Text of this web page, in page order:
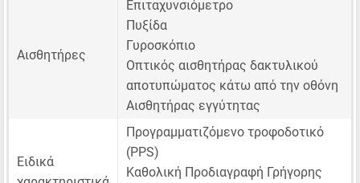
Αισθητήρες
Επιταχυνσιόμετρο
Πυξίδα
Γυροσκόπιο
Οπτικός αισθητήρας δακτυλικού
αποτυπώματος κάτω από την οθόνη
Αισθητήρας εγγύτητας
Ειδικά
Προγραμματιζόμενο τροφοδοτικό
(PPS)
Καθολική Προδιαγραφή Γρήγορης